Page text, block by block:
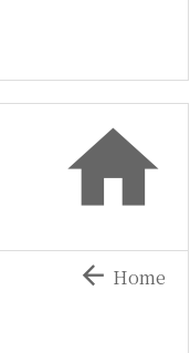

 Home